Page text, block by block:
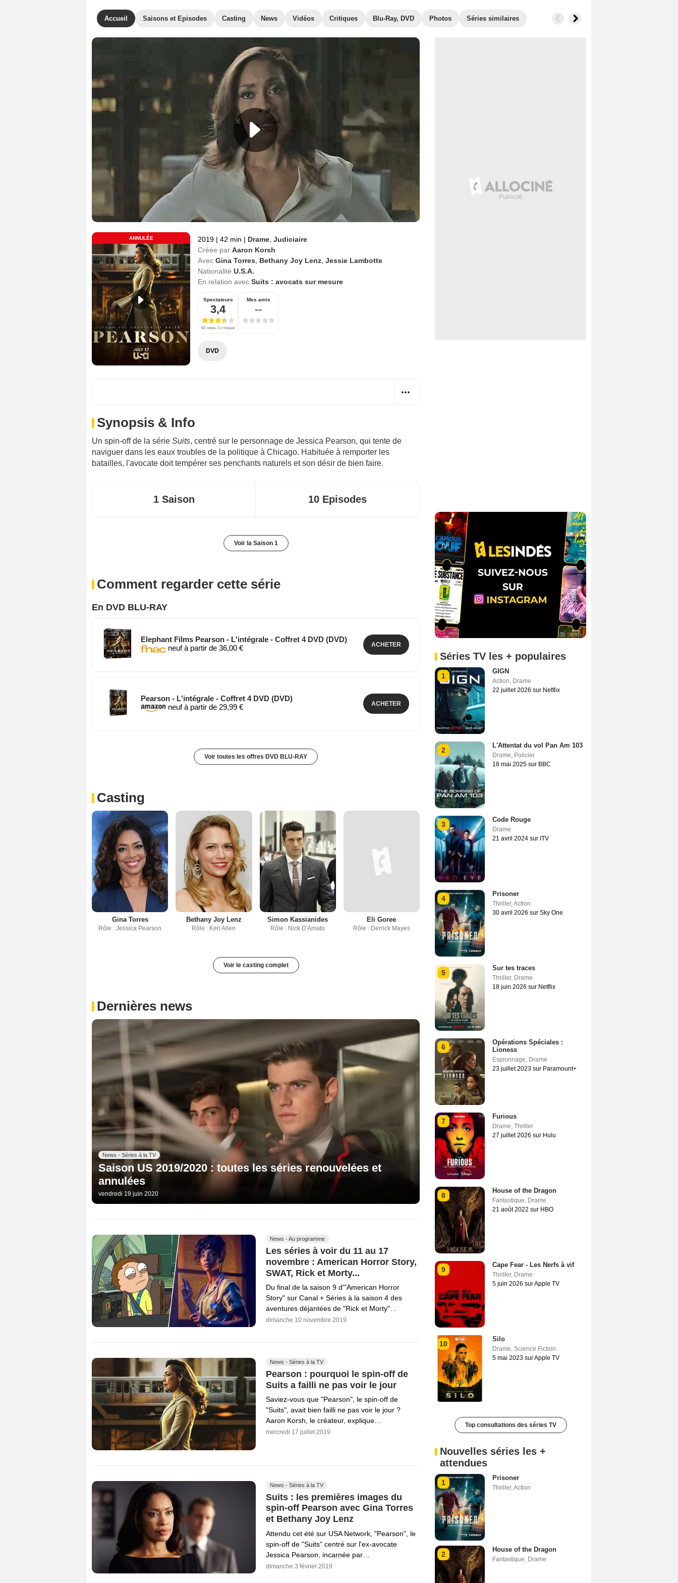
Accueil Saisons et Episodes Casting News Vidéos Critiques Blu-Ray, DVD Photos Séries similaires
ANNULÉE 2019 | 42 min | Drame Judiciaire
Créée par Aaron Korsh
Avec Gina Torres Bethany Joy Lenz Jessie Lambotte
Nationalité U.S.A.
En relation avec Suits : avocats sur mesure
Spectateurs
3,4
62 notes, 3 critiques
Mes amis
--
DVD
Synopsis & Info
Un spin-off de la série Suits, centré sur le personnage de Jessica Pearson, qui tente de
naviguer dans les eaux troubles de la politique à Chicago. Habituée à remporter les
batailles, l'avocate doit tempérer ses penchants naturels et son désir de bien faire.
1 Saison 10 Episodes
Voir la Saison 1
Comment regarder cette série
En DVD BLU-RAY
Elephant Films Pearson - L'intégrale - Coffret 4 DVD (DVD)
neuf à partir de 36,00 €
ACHETER
Pearson - L'intégrale - Coffret 4 DVD (DVD)
neuf à partir de 29,99 €
ACHETER
Voir toutes les offres DVD BLU-RAY
Casting
Gina Torres
Rôle : Jessica Pearson
Bethany Joy Lenz
Rôle : Keri Allen
Simon Kassianides
Rôle : Nick D'Amato
Eli Goree
Rôle : Derrick Mayes
Voir le casting complet
Dernières news
News - Séries à la TV
Saison US 2019/2020 : toutes les séries renouvelées et
annulées
vendredi 19 juin 2020
News - Au programme
Les séries à voir du 11 au 17
novembre : American Horror Story,
SWAT, Rick et Morty...
Du final de la saison 9 d'"American Horror
Story" sur Canal + Séries à la saison 4 des
aventures déjantées de "Rick et Morty"…
dimanche 10 novembre 2019
News - Séries à la TV
Pearson : pourquoi le spin-off de
Suits a failli ne pas voir le jour
Saviez-vous que "Pearson", le spin-off de
"Suits", avait bien failli ne pas voir le jour ?
Aaron Korsh, le créateur, explique…
mercredi 17 juillet 2019
News - Séries à la TV
Suits : les premières images du
spin-off Pearson avec Gina Torres
et Bethany Joy Lenz
Attendu cet été sur USA Network, "Pearson", le
spin-off de "Suits" centré sur l'ex-avocate
Jessica Pearson, incarnée par…
dimanche 3 février 2019
Séries TV les + populaires
1
GIGN
Action, Drame
22 juillet 2026 sur Netflix
2
L'Attentat du vol Pan Am 103
Drame, Policier
18 mai 2025 sur BBC
3
Code Rouge
Drame
21 avril 2024 sur ITV
4
Prisoner
Thriller,Action
30 avril 2026 sur Sky One
5
Sur tes traces
Thriller, Drame
18 juin 2026 sur Netflix
6
Opérations Spéciales :
Lioness
Espionnage, Drame
23 juillet 2023 sur Paramount+
7
Furious
Drame, Thriller
27 juillet 2026 sur Hulu
8
House of the Dragon
Fantastique, Drame
21 août 2022 sur HBO
9
Cape Fear - Les Nerfs à vif
Thriller, Drame
5 juin 2026 sur Apple TV
10
Silo
Drame, Science Fiction
5 mai 2023 sur Apple TV
Top consultations des séries TV
Nouvelles séries les +
attendues
1
Prisoner
Thriller,Action
2
House of the Dragon
Fantastique, Drame